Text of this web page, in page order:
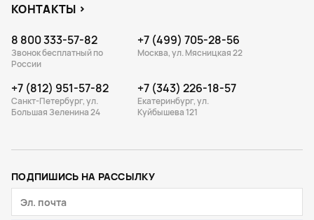
КОНТАКТЫ
8 800 333-57-82
Звонок бесплатный по
России
+7 (499) 705-28-56
Москва, ул. Мясницкая 22
+7 (812) 951-57-82
Санкт-Петербург, ул.
Большая Зеленина 24
+7 (343) 226-18-57
Екатеринбург, ул.
Куйбышева 121
ПОДПИШИСЬ НА РАССЫЛКУ